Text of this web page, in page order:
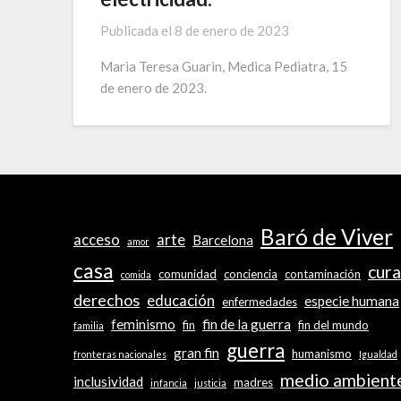
Publicada el 8 de enero de 2023
Maria Teresa Guarin, Medica Pediatra, 15
de enero de 2023.
acceso amor arte Barcelona Baró de Viver
casa comida comunidad conciencia contaminación
derechos educación enfermedades especie humana
familia feminismo fin fin de la guerra fin del mundo
fronteras nacionales gran fin guerra humanismo Igualdad
inclusividad infancia justicia madres medio